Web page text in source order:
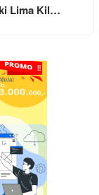
Lima Kil…